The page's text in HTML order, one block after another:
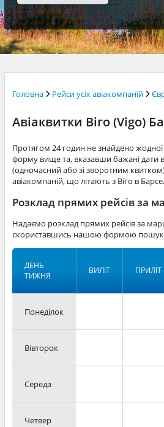
Головна Рейси усіх авіакомпаній
Авіаквитки Віго (Vigo)
Протягом 24 годин не знайдено
форму вище та, вказавши бажані дати
(одночасний або зі зворотним
авіакомпаній, що літають з Віго в
Розклад прямих рейсів за
Надаємо розклад прямих рейсів за
скориставшись нашою формою
ДЕНЬ
ТИЖНЯ
ВИЛІТ ПРИЛІТ
Понеділок
Вівторок
Середа
Четвер